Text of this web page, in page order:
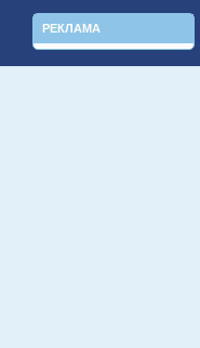
РЕКЛАМА